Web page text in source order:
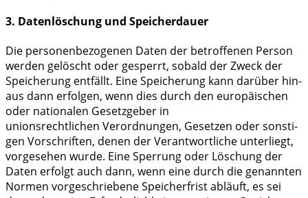
3. Datenlöschung und Speicherdauer
Die per­so­nen­be­zo­ge­nen Daten der betrof­fe­nen Per­son
wer­den gelöscht oder gesperrt, sobald der Zweck der
Spei­che­rung ent­fällt. Eine Spei­che­rung kann dar­über hin­
aus dann erfol­gen, wenn dies durch den euro­päi­schen
oder natio­na­len Gesetz­ge­ber in
uni­ons­recht­li­chen Ver­ord­nun­gen, Geset­zen oder sons­ti­
gen Vor­schrif­ten, denen der Ver­ant­wort­li­che unter­liegt,
vor­ge­se­hen wur­de. Eine Sper­rung oder Löschung der
Daten erfolgt auch dann, wenn eine durch die genann­ten
Nor­men vor­ge­schrie­be­ne Spei­cher­frist abläuft, es sei